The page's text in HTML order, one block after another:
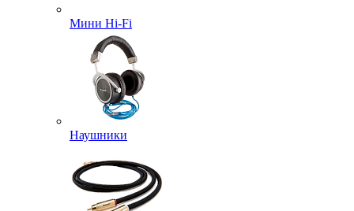
Мини Hi-Fi
Наушники